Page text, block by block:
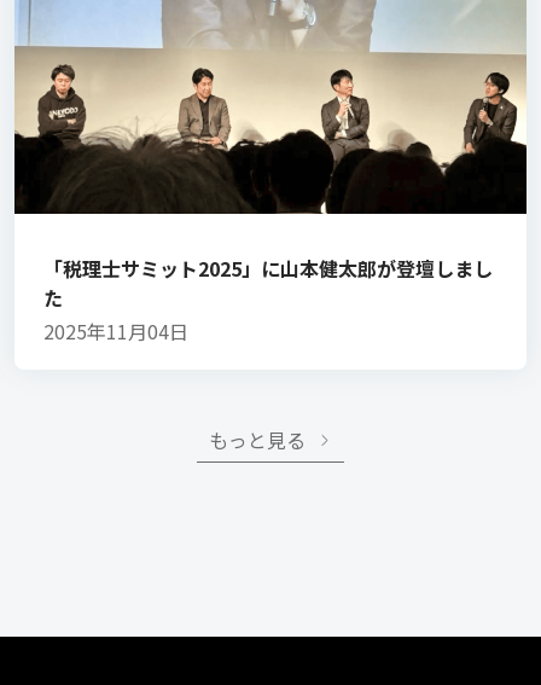
「税理士サミット2025」に山本健太郎が登壇しまし
た
2025年11月04日
もっと見る